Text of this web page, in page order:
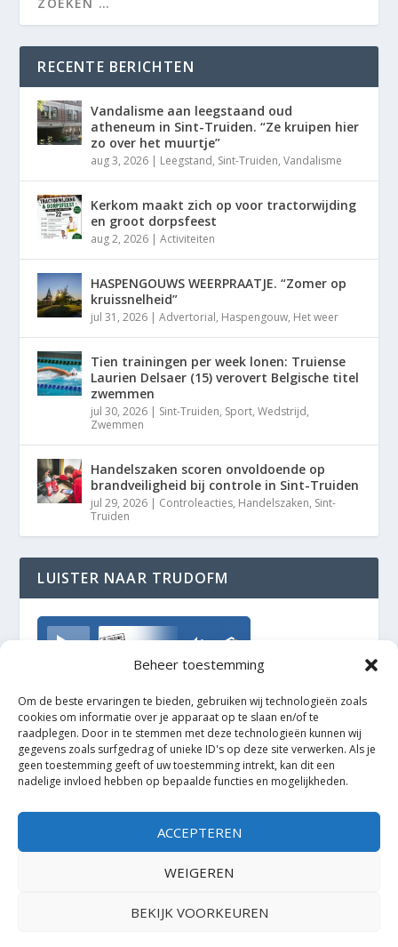
Beheer toestemming
Om de beste ervaringen te bieden, gebruiken wij technologieën zoals
cookies om informatie over je apparaat op te slaan en/of te
raadplegen. Door in te stemmen met deze technologieën kunnen wij
gegevens zoals surfgedrag of unieke ID's op deze site verwerken. Als je
geen toestemming geeft of uw toestemming intrekt, kan dit een
nadelige invloed hebben op bepaalde functies en mogelijkheden.
ACCEPTEREN
WEIGEREN
BEKIJK VOORKEUREN
RECENTE BERICHTEN
Vandalisme aan leegstaand oud
atheneum in Sint-Truiden. “Ze kruipen hier
zo over het muurtje”
aug 3, 2026 | Leegstand, Sint-Truiden,Vandalisme
Kerkom maakt zich op voor tractorwijding
en groot dorpsfeest
aug 2, 2026 |Activiteiten
HASPENGOUWS WEERPRAATJE. “Zomer op
kruissnelheid”
jul 31, 2026 |Advertorial, Haspengouw, Het weer
Tien trainingen per week lonen: Truiense
Laurien Delsaer (15) verovert Belgische titel
zwemmen
jul 30, 2026 | Sint-Truiden, Sport,Wedstrijd,
Zwemmen
Handelszaken scoren onvoldoende op
brandveiligheid bij controle in Sint-Truiden
jul 29, 2026 | Controleacties, Handelszaken, Sint-
Truiden
LUISTER NAAR TRUDOFM
TrudoFM
Elegant Themes| Mogelijk gemaakt door